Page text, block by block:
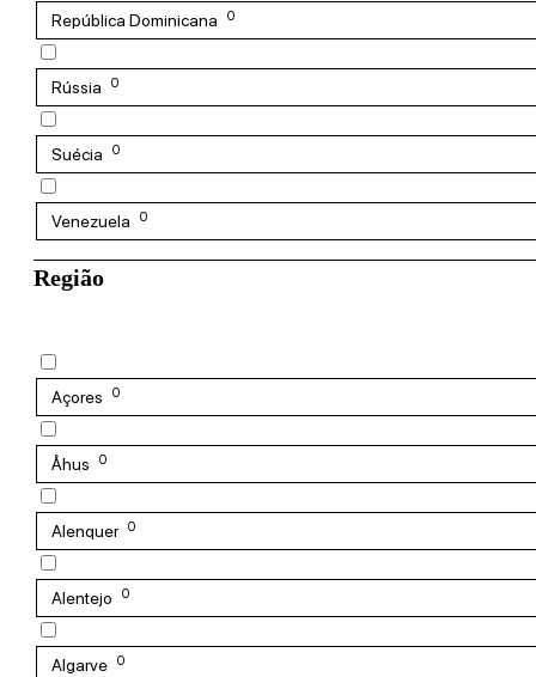
República Dominicana 0
Rússia 0
Suécia 0
Venezuela 0
Região
Açores 0
Åhus 0
Alenquer 0
Alentejo 0
Algarve 0